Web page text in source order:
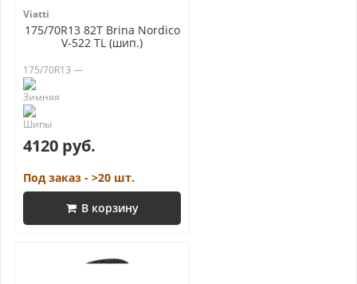
Viatti
175/70R13 82T Brina Nordico
V-522 TL (шип.)
175/70R13 —
4120 руб.
Под заказ - >20 шт.
В корзину